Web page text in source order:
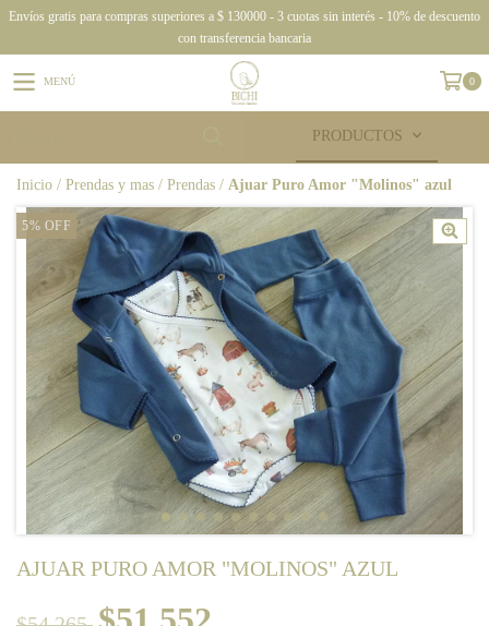
Envíos gratis para compras superiores a $ 130000 - 3 cuotas sin interés - 10% de descuento
con transferencia bancaria
MENÚ 0
PRODUCTOS
Inicio / Prendas y mas / Prendas / Ajuar Puro Amor "Molinos" azul
5% OFF
AJUAR PURO AMOR "MOLINOS" AZUL